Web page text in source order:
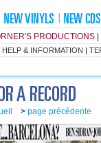
PRODUCTIONS
HELP & INFORMATION |
> page précédente